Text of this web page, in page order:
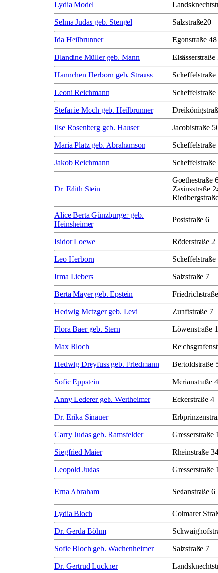
Lydia Model
Selma Judas geb. Stengel Salzstraße20
Ida Heilbrunner Egonstraße 48
Blandine Müller geb. Mann Elsässerstraße
Hannchen Herborn geb. Strauss Scheffelstraße
Leoni Reichmann Scheffelstraße
Stefanie Moch geb. Heilbrunner
Ilse Rosenberg geb. Hauser Jacobistraße
Maria Platz geb. Abrahamson Scheffelstraße
Jakob Reichmann Scheffelstraße
Dr. Edith Stein
Goethestraße
Zasiusstraße
Alice Berta Günzburger geb.
Heinsheimer
Poststraße 6
Isidor Loewe Röderstraße 2
Leo Herborn Scheffelstraße
Irma Liebers Salzstraße 7
Berta Mayer geb. Epstein
Hedwig Metzger geb. Levi Zunftstraße 7
Flora Baer geb. Stern Löwenstraße 1
Max Bloch
Hedwig Dreyfuss geb. Friedmann Bertoldstraße
Sofie Eppstein Merianstraße
Anny Lederer geb. Wertheimer Eckerstraße 4
Dr. Erika Sinauer
Carry Judas geb. Ramsfelder Gresserstraße
Siegfried Maier Rheinstraße 34
Leopold Judas Gresserstraße
Erna Abraham Sedanstraße 6
Lydia Bloch Colmarer
Dr. Gerda Böhm
Sofie Bloch geb. Wachenheimer Salzstraße 7
Dr. Gertrud Luckner